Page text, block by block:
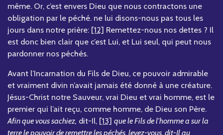
même. Or, c’est envers Dieu que nous contractons une
obligation par le péché. ne lui disons-nous pas tous les
jours dans notre prière: [12] Remettez-nous nos dettes ? Il
est donc bien clair que c’est Lui, et Lui seul, qui peut nous
pardonner nos péchés.
Avant l’Incarnation du Fils de Dieu, ce pouvoir admirable
et vraiment divin n’avait jamais été donné à une créature.
Jésus-Christ notre Sauveur, vrai Dieu et vrai homme, est le
premier qui l’ait reçu, comme homme, de Dieu son Père.
Afin que vous sachiez, dit-Il, [13] que le Fils de l’homme a sur la
terre le pouvoir de remettre les péchés, levez-vous, dit-Il au